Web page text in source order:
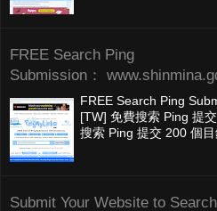
FREE Search Ping
Submission：
FREE Search Ping
[TW] 免費搜索 Ping 提
搜索 Ping 提交 200 個
Submit Your Website to Search